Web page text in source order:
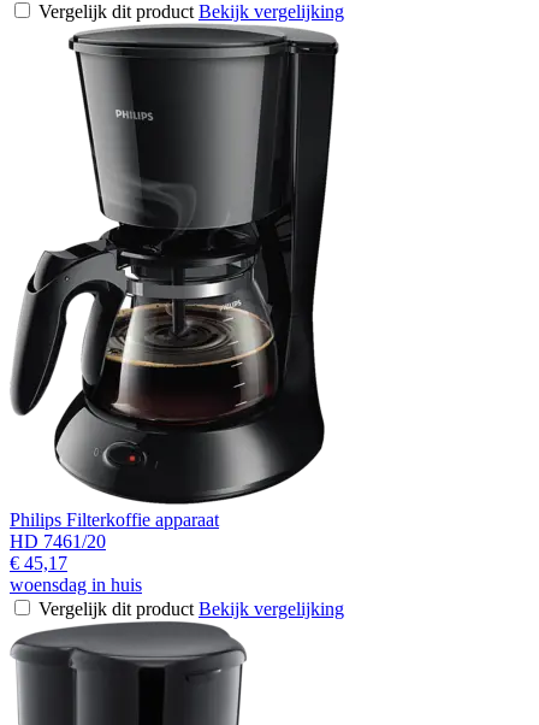
Vergelijk dit product Bekijk vergelijking
Philips Filterkoffie apparaat
HD 7461/20
€ 45,17
woensdag in huis
Vergelijk dit product Bekijk vergelijking